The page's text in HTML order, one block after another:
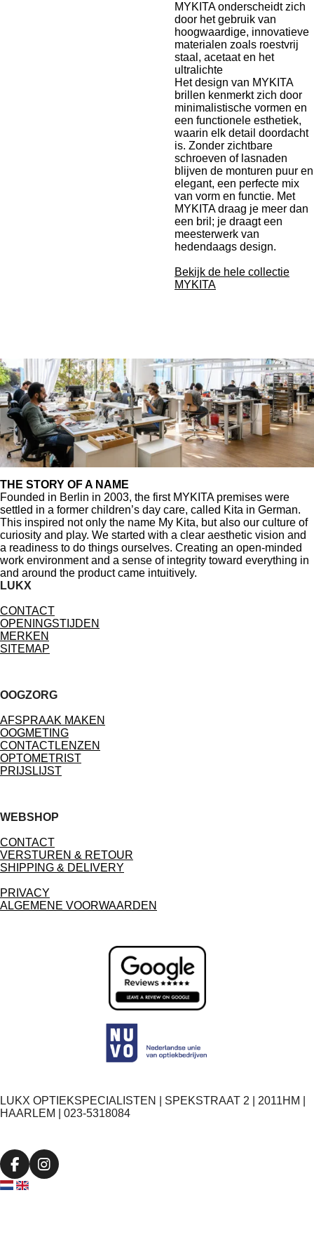
MYKITA onderscheidt zich
door het gebruik van
hoogwaardige, innovatieve
materialen zoals roestvrij
staal, acetaat en het
ultralichte
Het design van MYKITA
brillen kenmerkt zich door
minimalistische vormen en
een functionele esthetiek,
waarin elk detail doordacht
is. Zonder zichtbare
schroeven of lasnaden
blijven de monturen puur en
elegant, een perfecte mix
van vorm en functie. Met
MYKITA draag je meer dan
een bril; je draagt een
meesterwerk van
hedendaags design.
Bekijk de hele collectie
MYKITA
THE STORY OF A NAME
Founded in Berlin in 2003, the first MYKITA premises were
settled in a former children’s day care, called Kita in German.
This inspired not only the name My Kita, but also our culture of
curiosity and play. We started with a clear aesthetic vision and
a readiness to do things ourselves. Creating an open-minded
work environment and a sense of integrity toward everything in
and around the product came intuitively.
LUKX
CONTACT
OPENINGSTIJDEN
MERKEN
SITEMAP
OOGZORG
AFSPRAAK MAKEN
OOGMETING
CONTACTLENZEN
OPTOMETRIST
PRIJSLIJST
WEBSHOP
CONTACT
VERSTUREN & RETOUR
SHIPPING & DELIVERY
PRIVACY
ALGEMENE VOORWAARDEN
LUKX OPTIEKSPECIALISTEN | SPEKSTRAAT 2 | 2011HM |
HAARLEM | 023-5318084
F
a
I